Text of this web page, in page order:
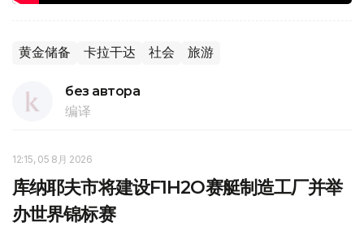
黄金储备 卡拉干达 社会 旅游
без автора
编译
12:15, 05 8月 2026
库纳耶夫市将建设F1H2O赛艇制造工厂并举
办世界锦标赛